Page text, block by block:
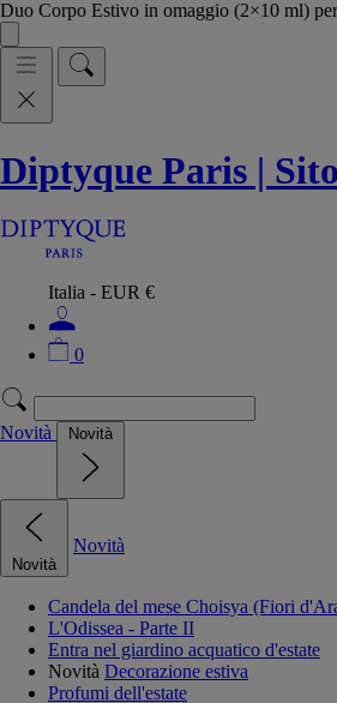
Duo Corpo Estivo in omaggio (2×10 ml)
Diptyque Paris |
Italia - EUR €
0
Novità Novità
Novità
Novità
Candela del mese Choisya (Fiori
L'Odissea - Parte II
Entra nel giardino acquatico d'estate
Novità Decorazione estiva
Profumi dell'estate